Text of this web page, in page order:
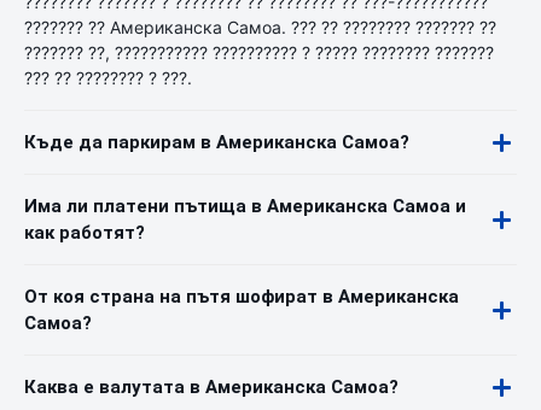
??????? ?? Американска Самоа. ??? ?? ???????? ??????? ??
??????? ??, ??????????? ?????????? ? ????? ???????? ???????
??? ?? ???????? ? ???.
Къде да паркирам в Американска Самоа?
Има ли платени пътища в Американска Самоа и
как работят?
От коя страна на пътя шофират в Американска
Самоа?
Каква е валутата в Американска Самоа?